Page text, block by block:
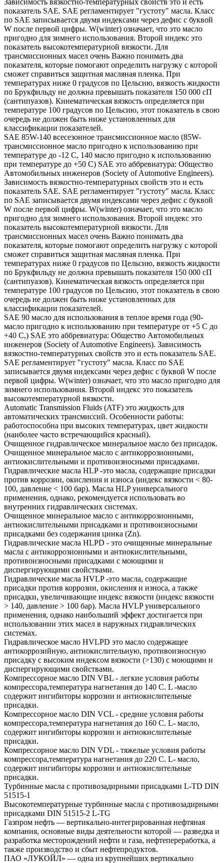
Зависимость вязкостно-температурных свойств это и есть
показатель SAE. SAE регламентирует "густоту" масла. Класс
по SAE записывается двумя индексами через дефис с буквой
W после первой цифры. W(winter) означает, что это масло
пригодно для зимнего использования. Второй индекс это
показатель высокотемпературной вязкости. Для
трансмиссионных масел очень Важно понимать два
показателя, которые помогают определить нагрузку с которой
сможет справиться защитная масляная пленка. При
температурах ниже 0 градусов по Цельсию, вязкость жидкости
по Брукфильду не должна превышать показателя 150 000 сП
(сантипуазов). Кинематическая вязкость определяется при
температуре 100 градусов по Цельсию, этот показатель в свою
очередь не должен быть ниже установленных для
классификации показателей.
SAE 85W-140 всесезонное трансмиссионное масло (85W-
трансмиссионное масло пригодно к использованию при
температуре до -12 С, 140 масло пригодно к использованию
при температуре до +50 С) SAE это аббревиатура: Общество
Автомобильных инженеров (Society of Automotive Engineers).
Зависимость вязкостно-температурных свойств это и есть
показатель SAE. SAE регламентирует "густоту" масла. Класс
по SAE записывается двумя индексами через дефис с буквой
W после первой цифры. W(winter) означает, что это масло
пригодно для зимнего использования. Второй индекс это
показатель высокотемпературной вязкости. Для
трансмиссионных масел очень Важно понимать два
показателя, которые помогают определить нагрузку с которой
сможет справиться защитная масляная пленка. При
температурах ниже 0 градусов по Цельсию, вязкость жидкости
по Брукфильду не должна превышать показателя 150 000 сП
(сантипуазов). Кинематическая вязкость определяется при
температуре 100 градусов по Цельсию, этот показатель в свою
очередь не должен быть ниже установленных для
классификации показателей.
SAE 90 масло для использования в теплое время года (90-
масло пригодно к использованию при температуре от +5 С до
+40 С,) SAE это аббревиатура: Общество Автомобильных
инженеров (Society of Automotive Engineers). Зависимость
вязкостно-температурных свойств это и есть показатель SAE.
SAE регламентирует "густоту" масла. Класс по SAE
записывается двумя индексами через дефис с буквой W после
первой цифры. W(winter) означает, что это масло пригодно для
зимнего использования. Второй индекс это показатель
высокотемпературной вязкости.
Automatic Transmission Fluids (ATF) это жидкость для
автоматических трансмиссий. Особенности работы:
работоспособна при высоких температурах, цвет жидкости
(наиболее часто встречающийся красный).
Очищенное гидравлическое минеральное масло без присадок.
Очищенное минеральное масло с антикоррозионными,
антиокислительными и противоизносными присадками.
Гидравлические масла HLP -это масла, содержащие присадки
против коррозии, окисления и износа (индекс вязкости < 80-
100, давление < 100 бар). Масла HLP универсального
применения, однако, рекомендуется использовать во
внутренних гидравлических системах.
Очищенное минеральное масло с антикоррозионными,
антиокислительными присадками и противоизносными
присадками без содержания цинка (Zn).
Гидравлические масла HLPD - это очищенные минеральные
масла с антикоррозионными и антиокислительными,
противоизносными присадками с моющими и
диспергирующими свойствами.
Гидравлические масла HVLP -это масла, содержащие
присадки против коррозии, окисления и износа, а также
присадки, увеличивающие индекс вязкости (индекс вязкости
> 140, давление > 100 бар). Масла HVLP универсального
применения, однако наибольший эффект достигается при
использовании этих масел в наружных гидравлических
системах.
Гидравлическое масло HVLPD это масло содержащее
антикоррозийную, антиокислительную, противоизносную
присадку с высоким индексом вязкости (>130) с моющими и
диспергирующими свойствами.
Компрессорное масло DIN VBL - легкие условия работы
компрессора,температура нагнетания до 140 С. L -масло
содержит ингибиторы коррозии и антиокислительные
присадки.
Компрессорное масло DIN VCL - средние условия работы
компрессора,температура нагнетания до 160 С. L- масло,
содержит ингибиторы коррозии и антиокислительные
присадки.
Компрессорное масло DIN VDL - тяжелые условия работы
компрессора,температура нагнетания до 220 С. L- масло,
содержит ингибиторы коррозии и антиокислительные
присадки.
Турбинные масла с противозадирными присадками L-TD DIN
51515-1
Высокотемпературные турбинные масла с противозадирными
присадками DIN 51515-2 L-TG
Газпром нефть — вертикально-интегрированная нефтяная
компания, основные виды деятельности которой — разведка и
разработка месторождений нефти и газа, нефтепереработка, а
также производство и сбыт нефтепродуктов.
ПАО «ЛУКОЙЛ» — одна из крупнейших вертикально